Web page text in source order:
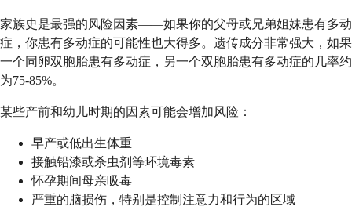
家族史是最强的风险因素——如果你的父母或兄弟姐妹患有多动
症，你患有多动症的可能性也大得多。遗传成分非常强大，如果
一个同卵双胞胎患有多动症，另一个双胞胎患有多动症的几率约
为75-85%。
某些产前和幼儿时期的因素可能会增加风险：
早产或低出生体重
接触铅漆或杀虫剂等环境毒素
怀孕期间母亲吸毒
严重的脑损伤，特别是控制注意力和行为的区域